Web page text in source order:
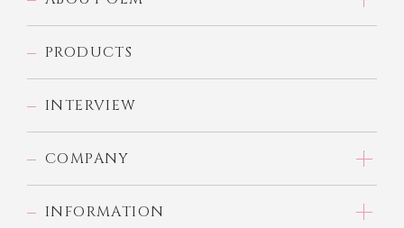
PRODUCTS
INTERVIEW
COMPANY
INFORMATION